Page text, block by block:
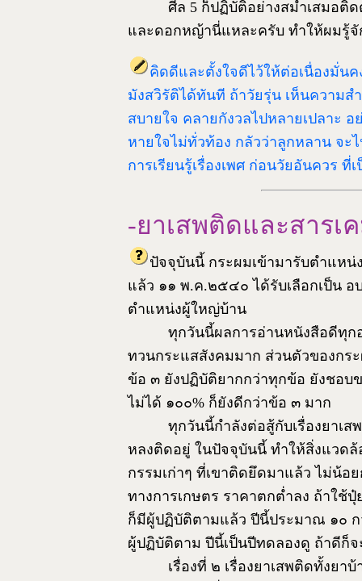
ศีล 5 ก็ปฏิบัติอย่างสม่ำเสมอติดต่
และดอกหญ้านี่แหละครับ ทำให้ผมรู้
คิดดีและตั้งใจดีไว้ให้ต่อเนื่องมั่น
มังสวิรัติได้ทันที ถ้าวัยรุ่น เห็นความ
สบายใจ คลายกังวลไปหลายเปลาะ
หายใจไม่ทั่วท้อง กลัวว่าลูกหลาน จะ
การเรียนรู้เรื่องเพศ ก่อนวัยอันควร
-ยาเสพติดและสารเ
ปัจจุบันนี้ กระผมเข้ามารับตำแห
แล้ว ๑๑ พ.ค.๒๕๔๐ ได้รับเลือกเป็น อ
ตำแหน่งผู้ใหญ่บ้าน
ทุกวันนี้ผลการอ่านหนังสือดีทุก
ทวนกระแสสังคมมาก ส่วนตัวของกร
ข้อ ๓ ยังปฏิบัติยากกว่าทุกข้อ ยังชอบ
ไม่ได้ ๑๐๐% ก็ยังดีกว่าข้อ ๓ มาก
ทุกวันนี้กำลังต่อสู้กับเรื่องยาเ
หลงติดอยู่ ในปัจจุบันนี้ ทำให้สิ่งแวด
กรรมเก่าๆ ที่เขาติดยึดมาแล้ว ไม่น้อ
ทางการเกษตร ราคาตกต่ำลง ถ้าใช้
ก็มีผู้ปฏิบัติตามแล้ว ปีนี้ประมาณ ๑๐ ก
ผู้ปฏิบัติตาม ปีนี้เป็นปีทดลองดู ถ้าดีก็
เรื่องที่ ๒ เรื่องยาเสพติดทั้งย